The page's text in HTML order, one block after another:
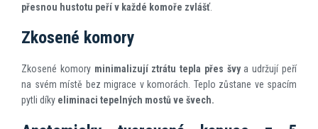
přesnou hustotu peří v každé komoře zvlášť.
Zkosené komory
Zkosené komory minimalizují ztrátu tepla přes švya udržují peří
na svém místě bez migrace v komorách. Teplo zůstane ve spacím
pytli díky eliminaci tepelných mostů ve švech.